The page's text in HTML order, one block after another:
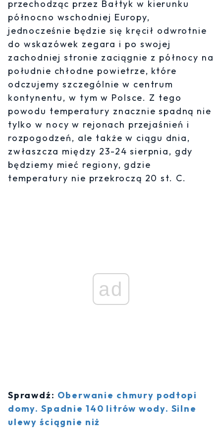
przechodząc przez Bałtyk w kierunku
północno wschodniej Europy,
jednocześnie będzie się kręcił odwrotnie
do wskazówek zegara i po swojej
zachodniej stronie zaciągnie z północy na
południe chłodne powietrze, które
odczujemy szczególnie w centrum
kontynentu, w tym w Polsce. Z tego
powodu temperatury znacznie spadną nie
tylko w nocy w rejonach przejaśnień i
rozpogodzeń, ale także w ciągu dnia,
zwłaszcza między 23-24 sierpnia, gdy
będziemy mieć regiony, gdzie
temperatury nie przekroczą 20 st. C.
ad
Sprawdź: Oberwanie chmury podtopi
domy. Spadnie 140 litrów wody. Silne
ulewy ściągnie niż